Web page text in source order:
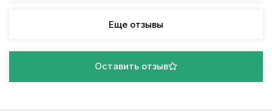
Еще отзывы
Оставить отзыв